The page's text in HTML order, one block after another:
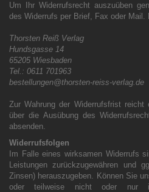
Um Ihr Widerrufsrecht auszuüben
des Widerrufs per Brief, Fax oder
Thorsten Reiß Verlag
Hundsgasse 14
65205 Wiesbaden
Tel.: 0611 701963
bestellungen@thorsten-reiss-verlag.de
Zur Wahrung der Widerrufsfrist
über die Ausübung des
absenden.
Widerrufsfolgen
Im Falle eines wirksamen Widerrufs
Leistungen zurückzugewähren und
Zinsen) herauszugeben. Können Sie
oder teilweise nicht oder nur in